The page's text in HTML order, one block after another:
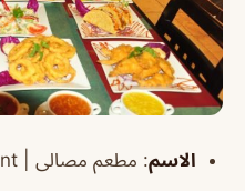
الاسم: مطعم مصالى |